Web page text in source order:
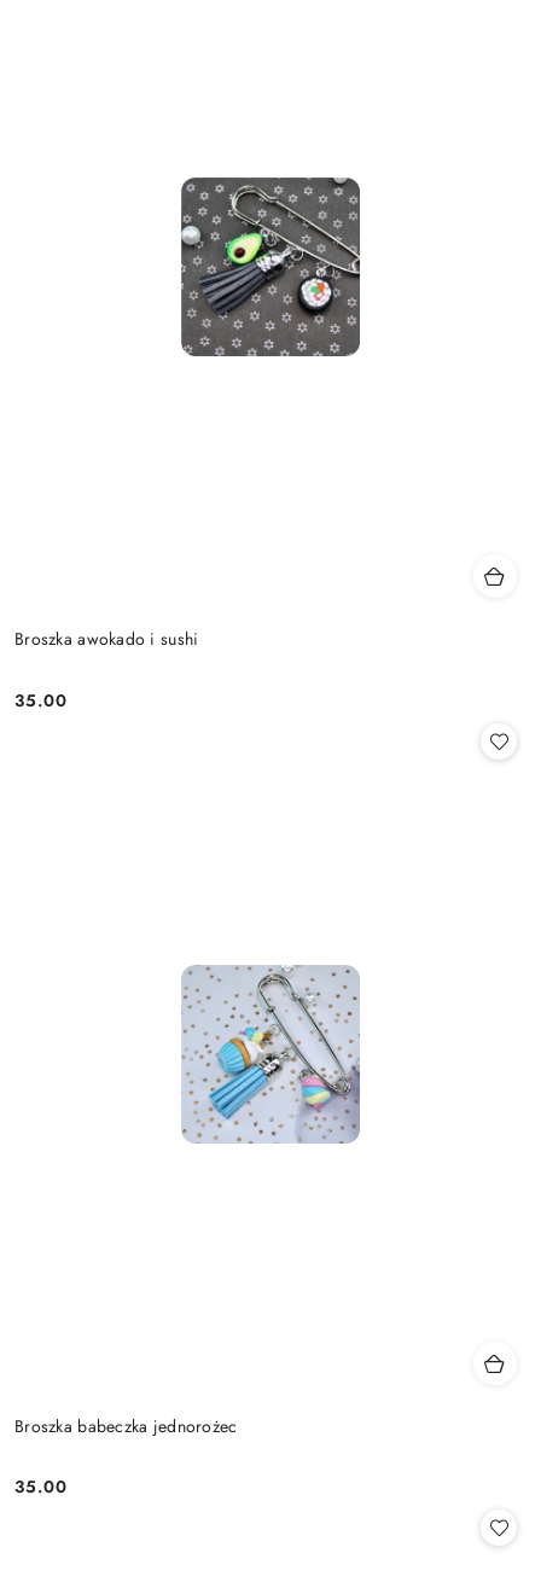
Broszka awokado i sushi
Cena:
35.00
Broszka babeczka jednorożec
Cena:
35.00